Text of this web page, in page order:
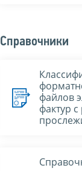
Справочники
файлов
фактур